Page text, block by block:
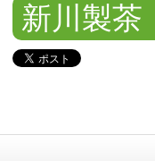
新川製茶